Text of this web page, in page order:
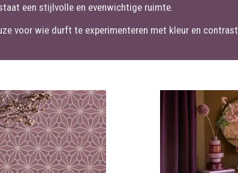
een stijlvolle en evenwichtige ruimte.
voor wie durft te experimenteren met kleur en contrast.